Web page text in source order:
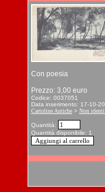
Con poesia
Prezzo: 3,00 euro
Codice: 0037051
Data inserimento: 17-10-
Cartoline Antiche > Non
Quantità:
Quantità disponibile: 1